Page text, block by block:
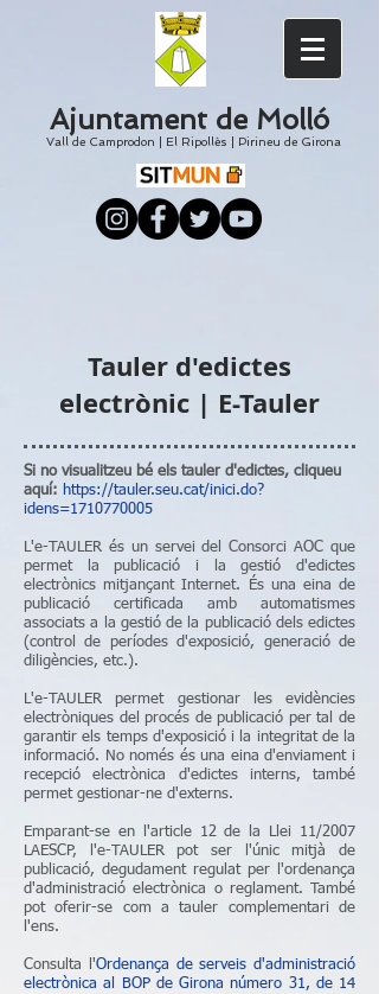
Ajuntament de Molló
Vall de Camprodon El Ripollès Pirineu de Girona
Tauler d'edictes
electrònic | E-Tauler
Si no visualitzeu bé els tauler d'edictes, cliqueu
aquí: https://tauler.seu.cat/inici.do?
idens=1710770005
L'e-TAULER és un servei del Consorci AOC que
permet la publicació i la gestió d'edictes
electrònics mitjançant Internet. És una eina de
publicació certificada amb automatismes
associats a la gestió de la publicació dels edictes
(control de períodes d'exposició, generació de
diligències, etc.).
L'e-TAULER permet gestionar les evidències
electròniques del procés de publicació per tal de
garantir els temps d'exposició i la integritat de la
informació. No només és una eina d'enviament i
recepció electrònica d'edictes interns, també
permet gestionar-ne d'externs.
Emparant-se en l'article 12 de la Llei 11/2007
LAESCP, l'e-TAULER pot ser l'únic mitjà de
publicació, degudament regulat per l'ordenança
d'administració electrònica o reglament. També
pot oferir-se com a tauler complementari de
l'ens.
Consulta l'Ordenança de serveis d'administració
electrònica al BOP de Girona número 31, de 14